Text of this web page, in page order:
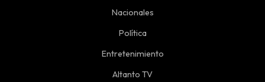
Nacionales
Política
Entretenimiento
Altanto TV